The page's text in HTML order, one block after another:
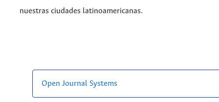
nuestras ciudades latinoamericanas.
Open Journal Systems